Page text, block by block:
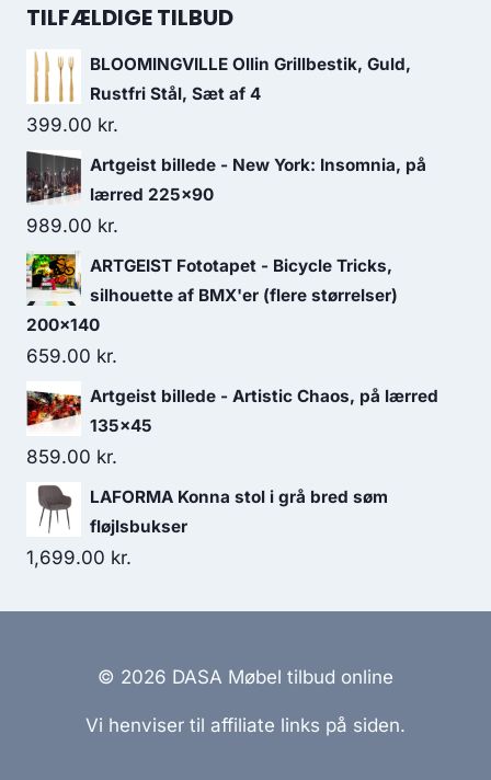
TILFÆLDIGE TILBUD
BLOOMINGVILLE Ollin Grillbestik, Guld,
Rustfri Stål, Sæt af 4
399.00 kr.
Artgeist billede - New York: Insomnia, på
lærred 225x90
989.00 kr.
ARTGEIST Fototapet - Bicycle Tricks,
silhouette af BMX'er (flere størrelser)
200x140
659.00 kr.
Artgeist billede - Artistic Chaos, på lærred
135x45
859.00 kr.
LAFORMA Konna stol i grå bred søm
fløjlsbukser
1,699.00 kr.
© 2026 DASA Møbel tilbud online
Vi henviser til affiliate links på siden.